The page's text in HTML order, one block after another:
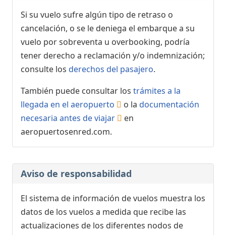
Si su vuelo sufre algún tipo de retraso o
cancelación, o se le deniega el embarque a su
vuelo por sobreventa u overbooking, podría
tener derecho a reclamación y/o indemnización;
consulte los derechos del pasajero.
También puede consultar los trámites a la
llegada en el aeropuerto
o la documentación
necesaria antes de viajar
en
aeropuertosenred.com.
Aviso de responsabilidad
El sistema de información de vuelos muestra los
datos de los vuelos a medida que recibe las
actualizaciones de los diferentes nodos de